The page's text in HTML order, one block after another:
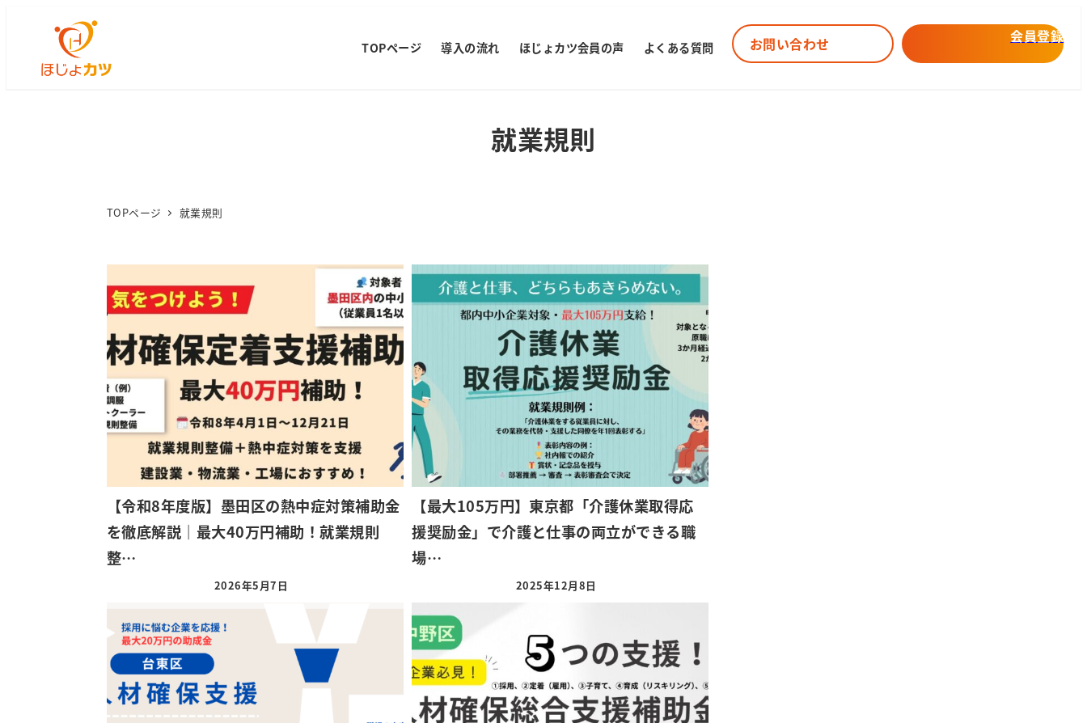
TOPページ 導入の流れ ほじょカツ会員の声 よくある質問 お問い合わせ 会員登録
就業規則
TOPページ 就業規則
【令和8年度版】墨田区の熱中症対策補助金
を徹底解説｜最大40万円補助！就業規則
整…
2026年5月7日
【最大105万円】東京都「介護休業取得応
援奨励金」で介護と仕事の両立ができる職
場…
2025年12月8日